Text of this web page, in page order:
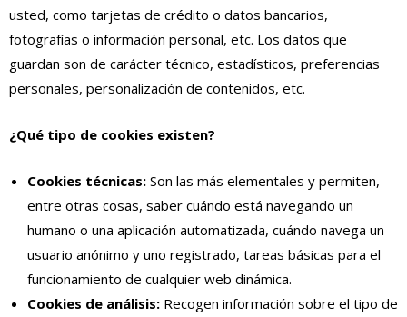
usted, como tarjetas de crédito o datos bancarios,
fotografías o información personal, etc. Los datos que
guardan son de carácter técnico, estadísticos, preferencias
personales, personalización de contenidos, etc.
¿Qué tipo de cookies existen?
Cookies técnicas: Son las más elementales y permiten,
entre otras cosas, saber cuándo está navegando un
humano o una aplicación automatizada, cuándo navega un
usuario anónimo y uno registrado, tareas básicas para el
funcionamiento de cualquier web dinámica.
Cookies de análisis: Recogen información sobre el tipo de